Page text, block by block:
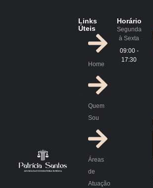
Links
Úteis
Home
Quem
Sou
Áreas
de
Atuação
Horário
Segunda
à Sexta
09:00 -
17:30